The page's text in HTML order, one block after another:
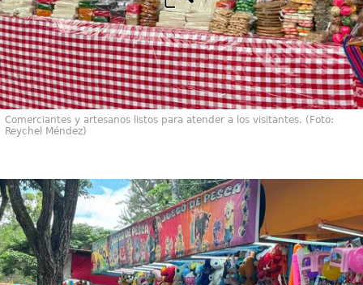
Comerciantes y artesanos listos para atender a los visitantes. (Foto:
Reychel Méndez)